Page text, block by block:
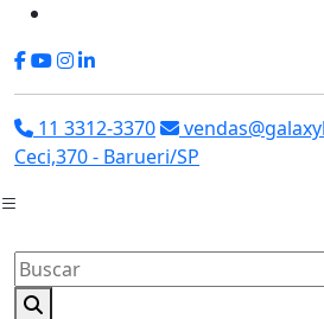
11 3312-3370
Ceci,370 - Barueri/SP